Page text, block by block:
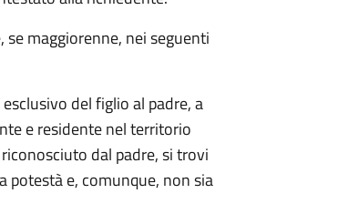
maggiorenne, nei seguenti
del figlio al padre, a
e residente nel territorio
dal padre, si trovi
potestà e, comunque, non sia